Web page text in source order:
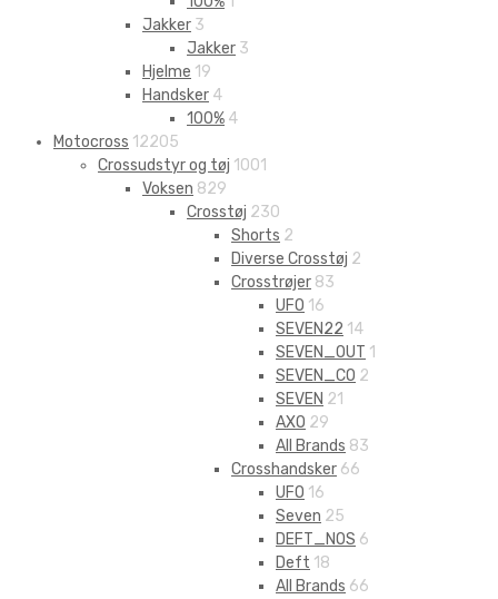
Jakker 3
Jakker 3
Hjelme 19
Handsker 4
100% 4
Motocross 12205
Crossudstyr og tøj 1001
Voksen 829
Crosstøj 230
Shorts 2
Diverse Crosstøj 2
Crosstrøjer 83
UFO 16
SEVEN22 14
SEVEN_OUT 1
SEVEN_CO 2
SEVEN 21
AXO 29
All Brands 83
Crosshandsker 66
UFO 16
Seven 25
DEFT_NOS 6
Deft 18
All Brands 66